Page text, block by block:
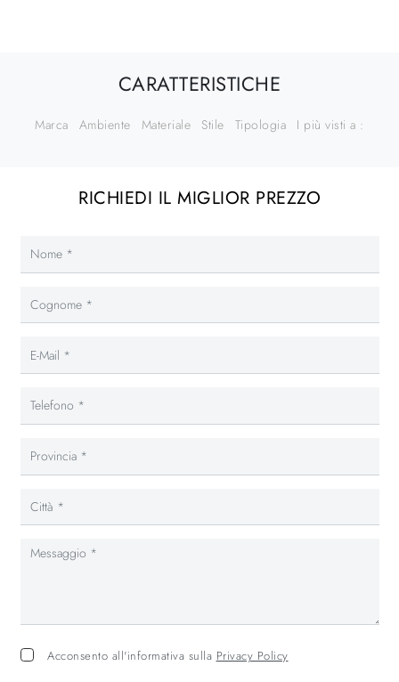
CARATTERISTICHE
Marca Ambiente Materiale Stile Tipologia I più visti a :
RICHIEDI IL MIGLIOR PREZZO
Acconsento all'informativa sulla Privacy Policy